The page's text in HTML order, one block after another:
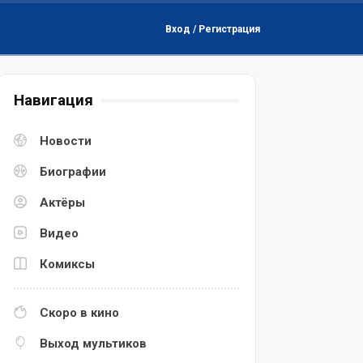
Вход / Регистрация
Навигация
Новости
Биографии
Актёры
Видео
Комиксы
Скоро в кино
Выход мультиков